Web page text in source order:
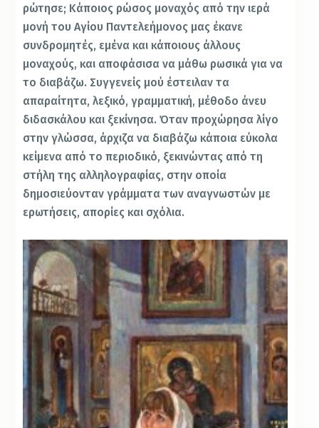
ρώτησε; Κάποιος ρώσος μοναχός από την ιερά
μονή του Αγίου Παντελεήμονος μας έκανε
συνδρομητές, εμένα και κάποιους άλλους
μοναχούς, και αποφάσισα να μάθω ρωσικά για να
το διαβάζω. Συγγενείς μού έστειλαν τα
απαραίτητα, λεξικό, γραμματική, μέθοδο άνευ
διδασκάλου και ξεκίνησα. Όταν προχώρησα λίγο
στην γλώσσα, άρχιζα να διαβάζω κάποια εύκολα
κείμενα από το περιοδικό, ξεκινώντας από τη
στήλη της αλληλογραφίας, στην οποία
δημοσιεύονταν γράμματα των αναγνωστών με
ερωτήσεις, απορίες και σχόλια.